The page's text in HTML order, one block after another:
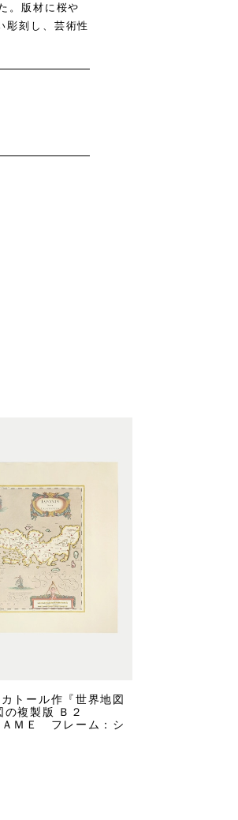
。版材に桜や
彫刻し、芸術性
トール作『世界地図
複製版 Ｂ２
ＡＭＥ フレーム：シ